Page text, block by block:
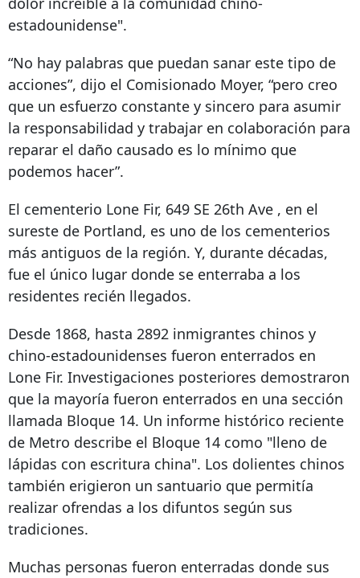
estadounidense".
“No hay palabras que puedan sanar este tipo de
acciones”, dijo el Comisionado Moyer, “pero creo
que un esfuerzo constante y sincero para asumir
la responsabilidad y trabajar en colaboración para
reparar el daño causado es lo mínimo que
podemos hacer”.
El cementerio Lone Fir, 649 SE 26th Ave , en el
sureste de Portland, es uno de los cementerios
más antiguos de la región. Y, durante décadas,
fue el único lugar donde se enterraba a los
residentes recién llegados.
Desde 1868, hasta 2892 inmigrantes chinos y
chino-estadounidenses fueron enterrados en
Lone Fir. Investigaciones posteriores demostraron
que la mayoría fueron enterrados en una sección
llamada Bloque 14. Un informe histórico reciente
de Metro describe el Bloque 14 como "lleno de
lápidas con escritura china". Los dolientes chinos
también erigieron un santuario que permitía
realizar ofrendas a los difuntos según sus
tradiciones.
Muchas personas fueron enterradas donde sus